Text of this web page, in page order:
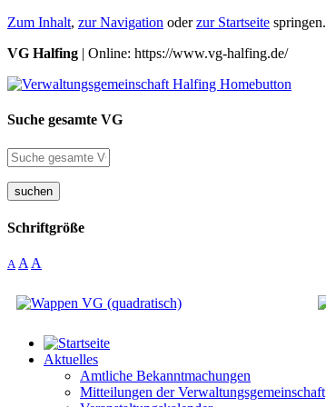
Zum Inhalt, zur Navigation oderzur Startseite springen.
VG Halfing | Online: https://www.vg-halfing.de/
Suche gesamte VG
suchen
Schriftgröße
A A A
Aktuelles
Amtliche Bekanntmachungen
Mitteilungen der Verwaltungsgemeinschaft